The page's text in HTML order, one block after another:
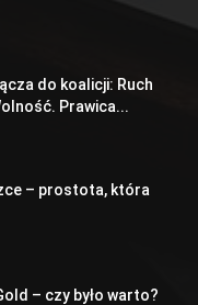
do koalicji: Ruch
Prawica...
– prostota, która
– czy było warto?